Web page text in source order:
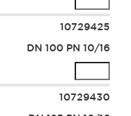
10729425
DN 100 PN 10/16
10729430